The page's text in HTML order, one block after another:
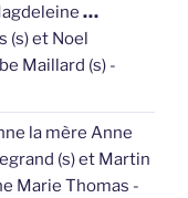
…
(s) et Noel
Maillard (s) -
la mère Anne
(s) et Martin
Marie Thomas -